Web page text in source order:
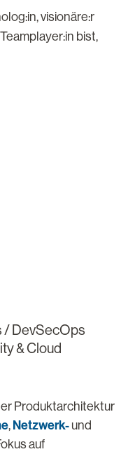
visionäre:r
bist,
/ DevSecOps
& Cloud
Produktarchitektur
, Netzwerk- und
auf